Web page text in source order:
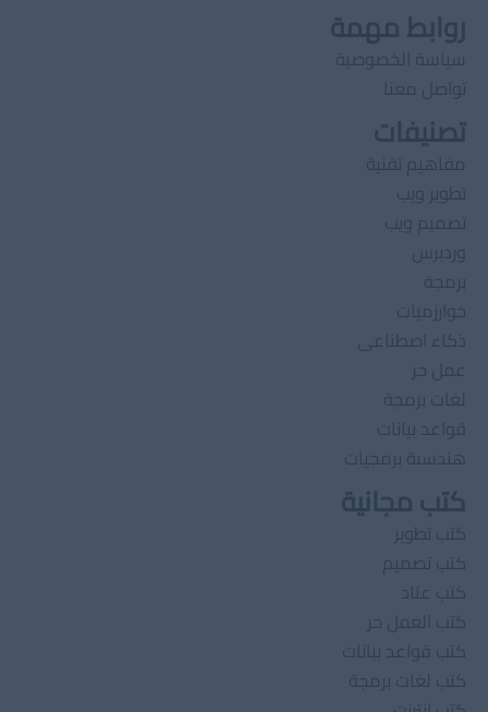
روابط مهمة
سياسة الخصوصية
تواصل معنا
تصنيفات
مفاهيم تقنية
تطوير ويب
تصميم ويب
وردبرس
برمجة
خوارزميات
ذكاء اصطناعى
عمل حر
لغات برمجة
قواعد بيانات
هندسىة برمجيات
كتب مجانية
كتب تطوير
كتب تصميم
كتب عتاد
كتب العمل حر
كتب قواعد بيانات
كتب لغات برمجة